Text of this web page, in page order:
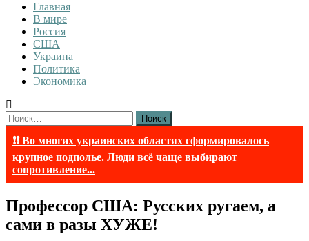
Главная
В мире
Россия
США
Украина
Политика
Экономика
Найти:
❗❗ Во многих украинских областях сформировалось
крупное подполье. Люди всё чаще выбирают
сопротивление...
Профессор США: Русских ругаем, а
сами в разы ХУЖЕ!